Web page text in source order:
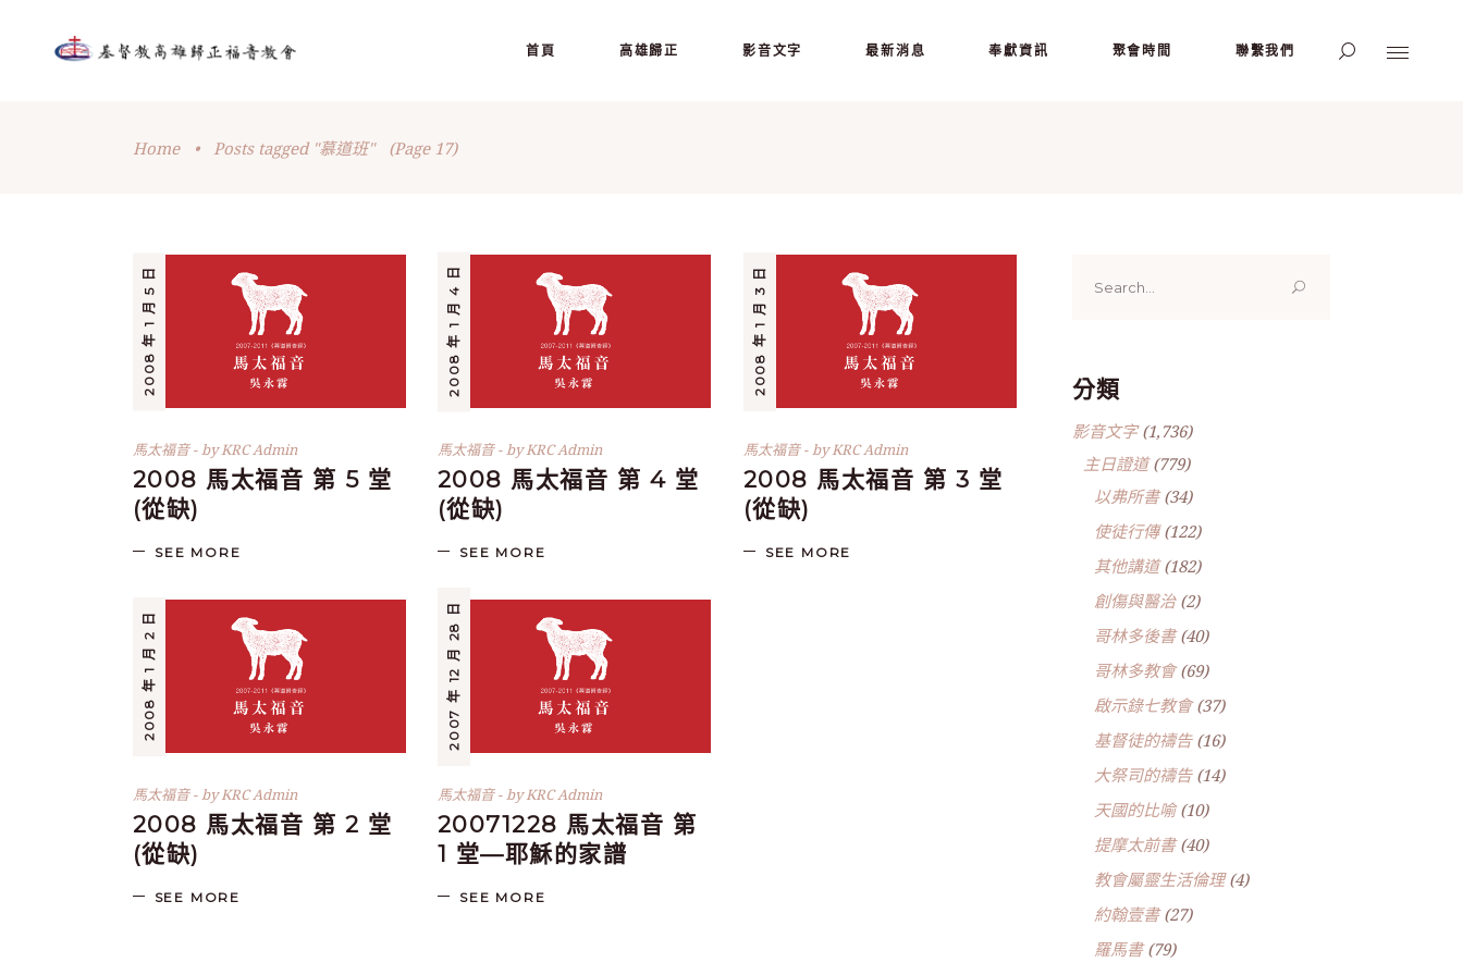
首頁 高雄歸正 影音文字 最新消息 奉獻資訊 聚會時間 聯繫我們
Home • Posts tagged "慕道班" (Page 17)
2008 年 1 月 5 日
馬太福音 byKRC Admin
2008 馬太福音 第 5 堂
(從缺)
SEE MORE
2008 年 1 月 4 日
馬太福音 byKRC Admin
2008 馬太福音 第 4 堂
(從缺)
SEE MORE
2008 年 1 月 3 日
馬太福音 byKRC Admin
2008 馬太福音 第 3 堂
(從缺)
SEE MORE
2008 年 1 月 2 日
馬太福音 byKRC Admin
2008 馬太福音 第 2 堂
(從缺)
SEE MORE
2007 年 12 月 28 日
馬太福音 byKRC Admin
20071228 馬太福音 第
1 堂—耶穌的家譜
SEE MORE
for:
分類
影音文字(1,736)
主日證道(779)
以弗所書(34)
使徒行傳(122)
其他講道(182)
創傷與醫治(2)
哥林多後書(40)
哥林多教會(69)
啟示錄七教會(37)
基督徒的禱告(16)
大祭司的禱告(14)
天國的比喻(10)
提摩太前書(40)
教會屬靈生活倫理(4)
約翰壹書(27)
羅馬書(79)